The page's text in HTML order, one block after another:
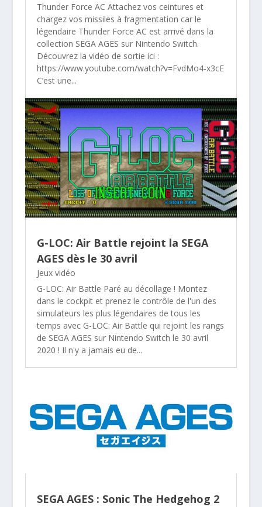
Thunder Force AC Attachez vos ceintures et
chargez vos missiles à fragmentation car le
légendaire Thunder Force AC est arrivé dans la
collection SEGA AGES sur Nintendo Switch.
Découvrez la vidéo de sortie ici :
https://www.youtube.com/watch?v=FvdMo4-x3cE
C’est une...
G-LOC: Air Battle rejoint la SEGA
AGES dès le 30 avril
Jeux vidéo
G-LOC: Air Battle Paré au décollage ! Montez
dans le cockpit et prenez le contrôle de l'un des
simulateurs les plus légendaires de tous les
temps avec G-LOC: Air Battle qui rejoint les rangs
de SEGA AGES sur Nintendo Switch le 30 avril
2020 ! Il n'y a jamais eu de...
SEGA AGES : Sonic The Hedgehog 2